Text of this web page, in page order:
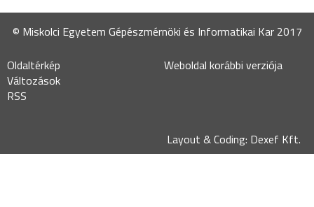
© Miskolci Egyetem Gépészmérnöki és Informatikai Kar 2017
Oldaltérkép
Változások
RSS
Weboldal korábbi verziója
Layout & Coding: Dexef Kft.